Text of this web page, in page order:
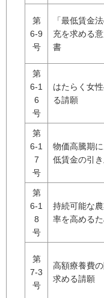
第
6-9
号
「最低賃金
充を求める
書
第
6-1
6
号
はたらく女
る請願
第
6-1
7
号
物価高騰期
低賃金の引
第
6-1
8
号
持続可能な
率を高める
第
7-3
号
高額療養費
求める請願